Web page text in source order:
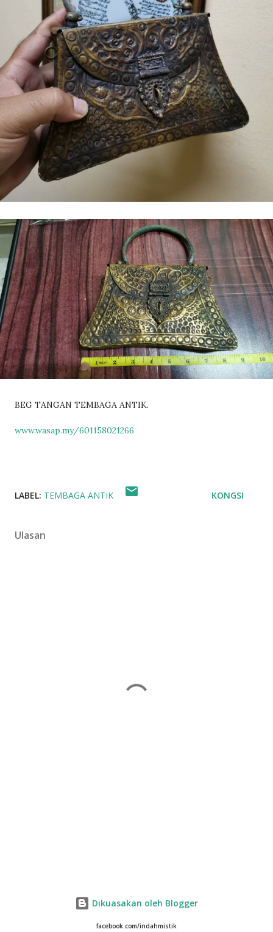
BEG TANGAN TEMBAGA ANTIK.
www.wasap.my/601158021266
LABEL: TEMBAGA ANTIK KONGSI
Ulasan
Dikuasakan oleh Blogger
facebook.com/indahmistik